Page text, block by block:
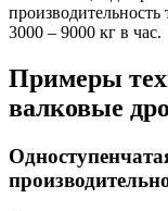
3000 – 9000 кг в час.
Примеры
валковые